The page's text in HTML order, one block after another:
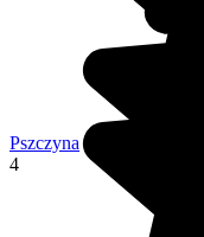
Pszczyna
4